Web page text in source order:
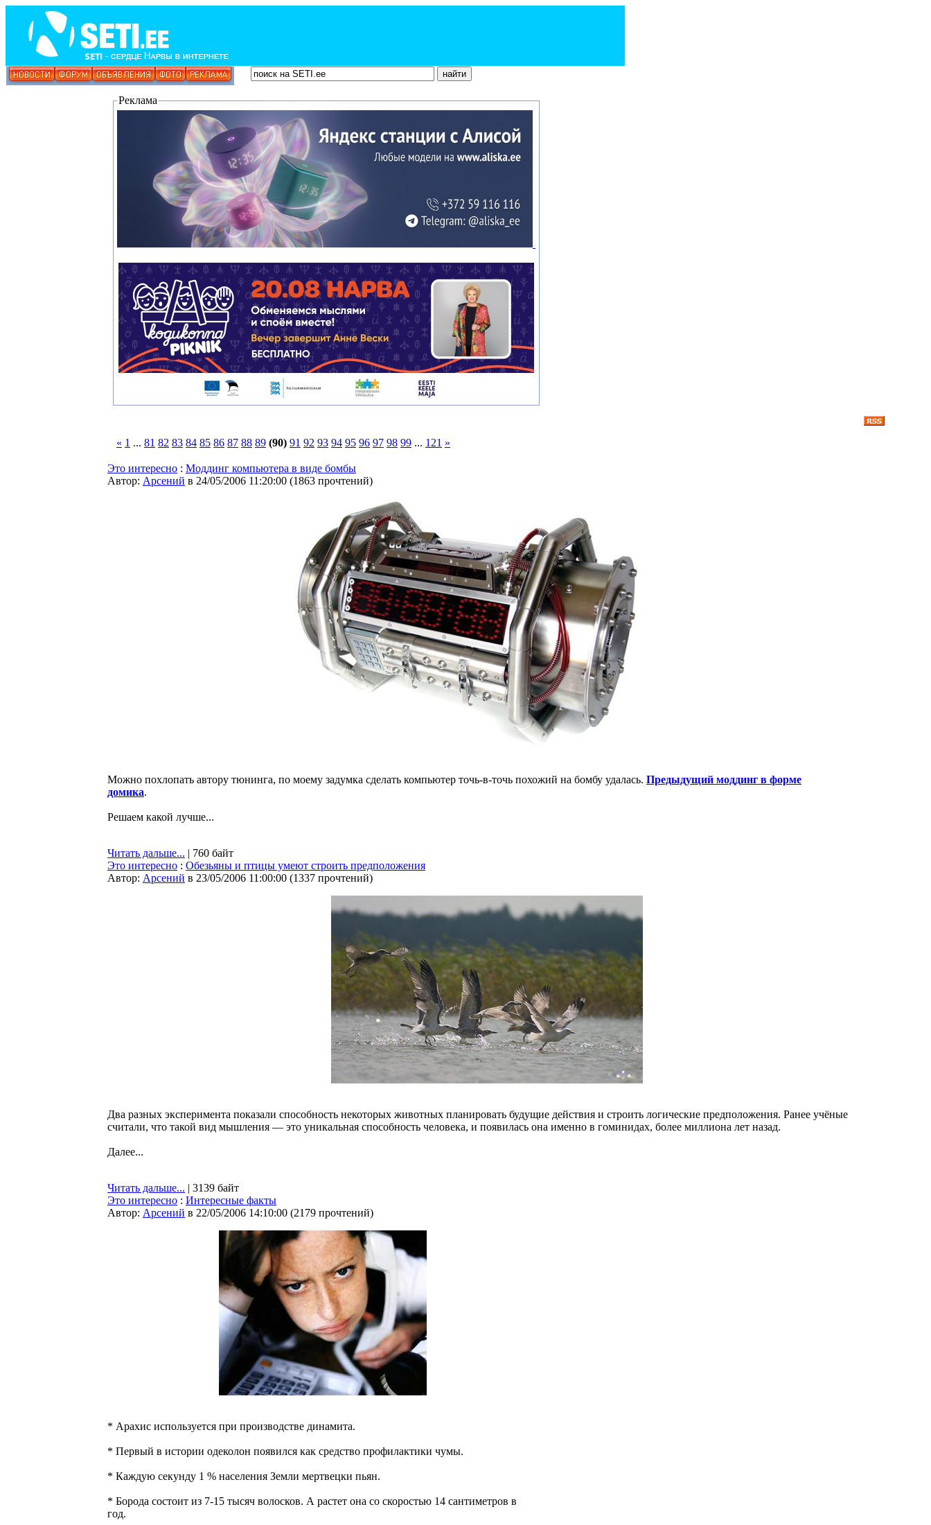
Реклама
« 1 ... 81 82 83 84 85 86 87 88 89 (90) 91 92 93 94 95 96 97 98 99 ... 121 »
Это интересно : Моддинг компьютера в виде бомбы
Автор: Арсений в 24/05/2006 11:20:00 (1863 прочтений)
Можно похлопать автору тюнинга, по моему задумка сделать компьютер точь-в-точь похожий на бомбу удалась. Предыдущий моддинг в форме
домика.
Решаем какой лучше...
Читать дальше... | 760 байт
Это интересно : Обезьяны и птицы умеют строить предположения
Автор: Арсений в 23/05/2006 11:00:00 (1337 прочтений)
Два разных эксперимента показали способность некоторых животных планировать будущие действия и строить логические предположения. Ранее учёные
считали, что такой вид мышления — это уникальная способность человека, и появилась она именно в гоминидах, более миллиона лет назад.
Далее...
Читать дальше... | 3139 байт
Это интересно : Интересные факты
Автор: Арсений в 22/05/2006 14:10:00 (2179 прочтений)
* Арахис используется при производстве динамита.
* Первый в истории одеколон появился как средство профилактики чумы.
* Каждую секунду 1 % населения Земли мертвецки пьян.
* Борода состоит из 7-15 тысяч волосков. А растет она со скоростью 14 сантиметров в
год.